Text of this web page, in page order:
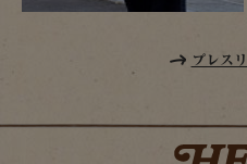
プレス